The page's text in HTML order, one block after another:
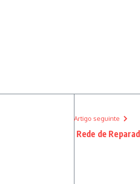
Artigo seguinte
Rede de